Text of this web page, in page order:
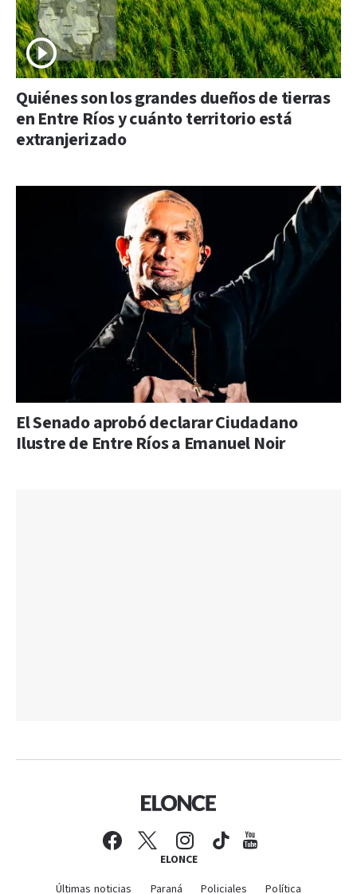
Quiénes son los grandes dueños de tierras
en Entre Ríos y cuánto territorio está
extranjerizado
El Senado aprobó declarar Ciudadano
Ilustre de Entre Ríos a Emanuel Noir
ELONCE
Últimas noticias Paraná Policiales Política